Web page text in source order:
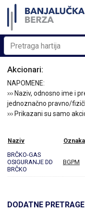
Akcionari:
NAPOMENE:
››› Naziv, odnosno ime i
jednoznačno pravno/
››› Prikazani su samo
Naziv Oznaka
BRČKO-GAS
OSIGURANJE DD
BRČKO
BGPM
DODATNE PRETRAGE